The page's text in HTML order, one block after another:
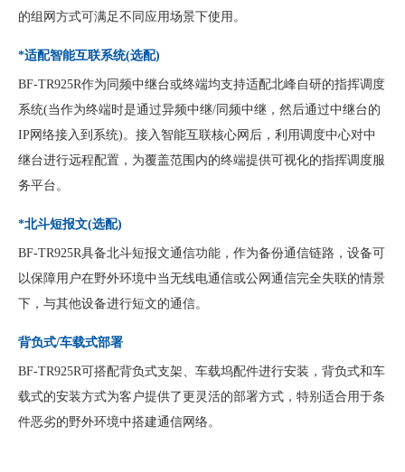
的组网方式可满足不同应用场景下使用。
*适配智能互联系统(选配)
BF-TR925R作为同频中继台或终端均支持适配北峰自研的指挥调度
系统(当作为终端时是通过异频中继/同频中继，然后通过中继台的
IP网络接入到系统)。接入智能互联核心网后，利用调度中心对中
继台进行远程配置，为覆盖范围内的终端提供可视化的指挥调度服
务平台。
*北斗短报文(选配)
BF-TR925R具备北斗短报文通信功能，作为备份通信链路，设备可
以保障用户在野外环境中当无线电通信或公网通信完全失联的情景
下，与其他设备进行短文的通信。
背负式/车载式部署
BF-TR925R可搭配背负式支架、车载坞配件进行安装，背负式和车
载式的安装方式为客户提供了更灵活的部署方式，特别适合用于条
件恶劣的野外环境中搭建通信网络。